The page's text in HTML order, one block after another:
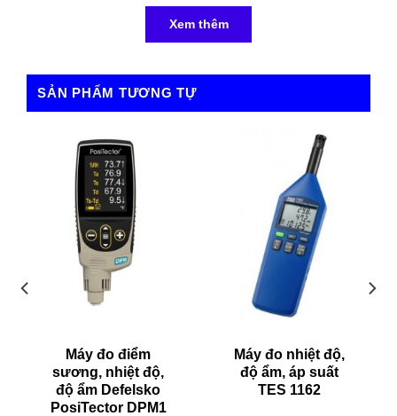
Xem thêm
SẢN PHẨM TƯƠNG TỰ
Máy đo điểm
sương, nhiệt độ,
độ ẩm Defelsko
PosiTector DPM1
Máy đo nhiệt độ,
độ ẩm, áp suất
TES 1162